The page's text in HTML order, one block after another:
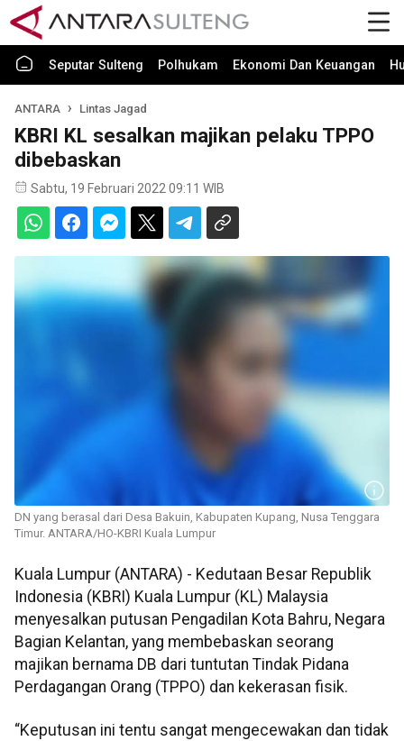
Seputar Sulteng Polhukam Ekonomi Dan Keuangan
ANTARA Lintas Jagad
KBRI KL sesalkan majikan pelaku TPPO
dibebaskan
Sabtu, 19 Februari 2022 09:11 WIB
DN yang berasal dari Desa Bakuin, Kabupaten Kupang, Nusa Tenggara
Timur. ANTARA/HO-KBRI Kuala Lumpur
Kuala Lumpur (ANTARA) - Kedutaan Besar Republik
Indonesia (KBRI) Kuala Lumpur (KL) Malaysia
menyesalkan putusan Pengadilan Kota Bahru, Negara
Bagian Kelantan, yang membebaskan seorang
majikan bernama DB dari tuntutan Tindak Pidana
Perdagangan Orang (TPPO) dan kekerasan fisik.
“Keputusan ini tentu sangat mengecewakan dan tidak